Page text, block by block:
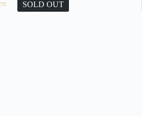
SOLD OUT